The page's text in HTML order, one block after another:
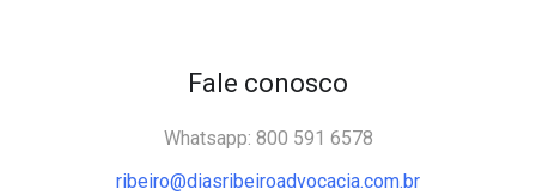
Fale conosco
Whatsapp: 800 591 6578
ribeiro@diasribeiroadvocacia.com.br